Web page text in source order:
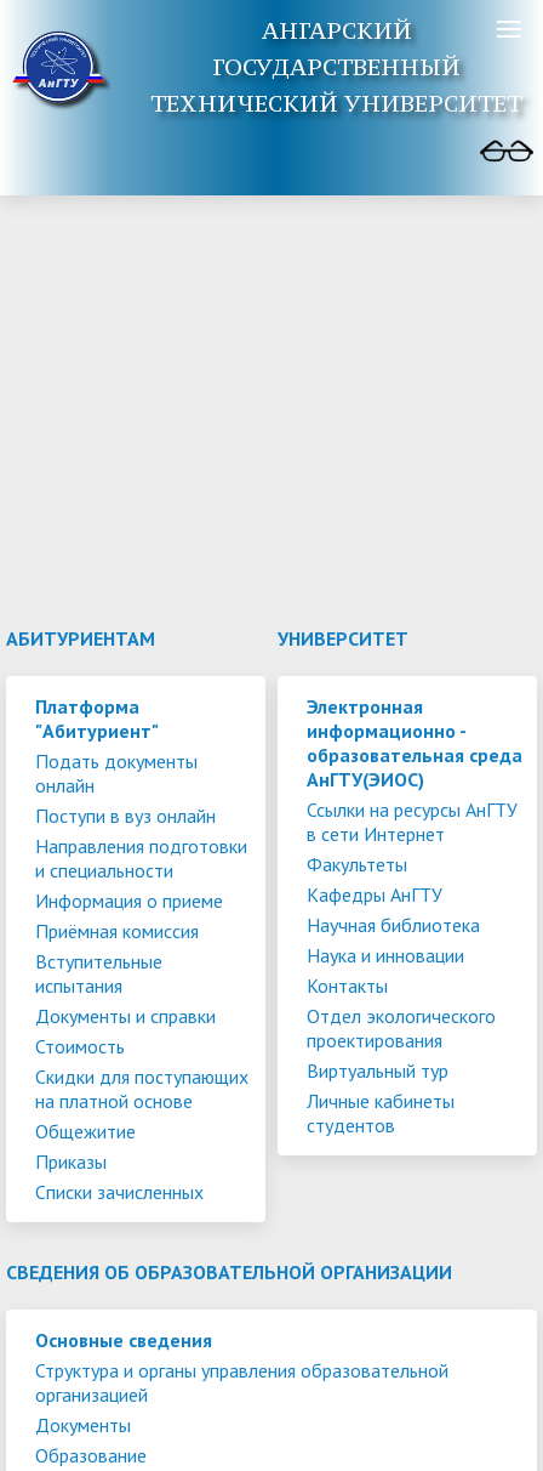
АНГАРСКИЙ
ГОСУДАРСТВЕННЫЙ
ТЕХНИЧЕСКИЙ УНИВЕРСИТЕТ
АБИТУРИЕНТАМ
Платформа
"Абитуриент"
Подать документы
онлайн
Поступи в вуз онлайн
Направления подготовки
и специальности
Информация о приеме
Приёмная комиссия
Вступительные
испытания
Документы и справки
Стоимость
Скидки для поступающих
на платной основе
Общежитие
Приказы
Списки зачисленных
УНИВЕРСИТЕТ
Электронная
информационно -
образовательная среда
АнГТУ(ЭИОС)
Ссылки на ресурсы АнГТУ
в сети Интернет
Факультеты
Кафедры АнГТУ
Научная библиотека
Наука и инновации
Контакты
Отдел экологического
проектирования
Виртуальный тур
Личные кабинеты
студентов
СВЕДЕНИЯ ОБ ОБРАЗОВАТЕЛЬНОЙ ОРГАНИЗАЦИИ
Основные сведения
Структура и органы управления образовательной
организацией
Документы
Образование